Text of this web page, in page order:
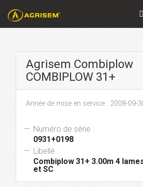
Agrisem Combiplow
COMBIPLOW 31+
Année de mise en service : 2008-09-
Numéro de série :
0931+0198
Libellé :
Combiplow 31+ 3.00m 4
et SC